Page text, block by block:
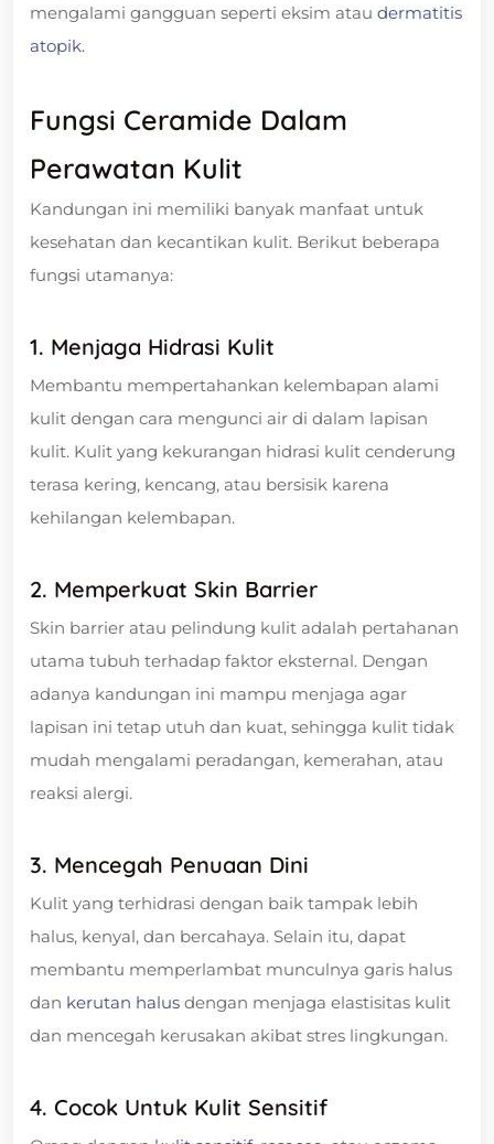
mengalami gangguan seperti eksim atau dermatitis
atopik.
Fungsi Ceramide Dalam
Perawatan Kulit
Kandungan ini memiliki banyak manfaat untuk
kesehatan dan kecantikan kulit. Berikut beberapa
fungsi utamanya:
1. Menjaga Hidrasi Kulit
Membantu mempertahankan kelembapan alami
kulit dengan cara mengunci air di dalam lapisan
kulit. Kulit yang kekurangan hidrasi kulit cenderung
terasa kering, kencang, atau bersisik karena
kehilangan kelembapan.
2. Memperkuat Skin Barrier
Skin barrier atau pelindung kulit adalah pertahanan
utama tubuh terhadap faktor eksternal. Dengan
adanya kandungan ini mampu menjaga agar
lapisan ini tetap utuh dan kuat, sehingga kulit tidak
mudah mengalami peradangan, kemerahan, atau
reaksi alergi.
3. Mencegah Penuaan Dini
Kulit yang terhidrasi dengan baik tampak lebih
halus, kenyal, dan bercahaya. Selain itu, dapat
membantu memperlambat munculnya garis halus
dan kerutan halus dengan menjaga elastisitas kulit
dan mencegah kerusakan akibat stres lingkungan.
4. Cocok Untuk Kulit Sensitif